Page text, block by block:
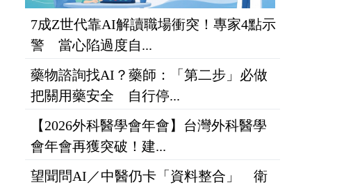
7成Z世代靠AI解讀職場衝突！專家4點示
警 當心陷過度自...
藥物諮詢找AI？藥師：「第二步」必做
把關用藥安全 自行停...
【2026外科醫學會年會】台灣外科醫學
會年會再獲突破！建...
望聞問AI／中醫仍卡「資料整合」 衛